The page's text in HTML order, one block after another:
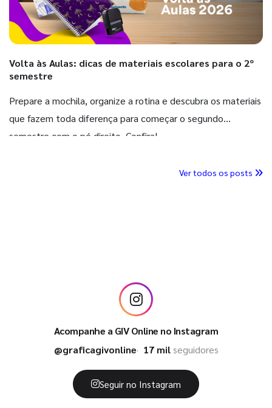
Volta às Aulas: dicas de materiais escolares para o 2º
semestre
Prepare a mochila, organize a rotina e descubra os materiais
que fazem toda diferença para começar o segundo
semestre com o pé direito. Confira!
Ver todos os posts
Acompanhe a GIV Online no Instagram
@graficagivonline
17 milseguidores
Seguir no Instagram